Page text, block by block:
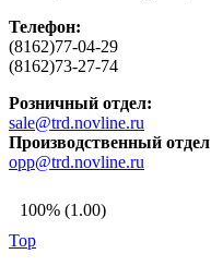
Телефон:
(8162)77-04-29
(8162)73-27-74
Розничный отдел:
sale@trd.novline.ru
Производственный отдел
opp@trd.novline.ru
100% (1.00)
Top